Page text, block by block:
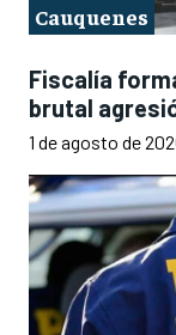
Cauquenes
Fiscalía
brutal
1 de agosto de